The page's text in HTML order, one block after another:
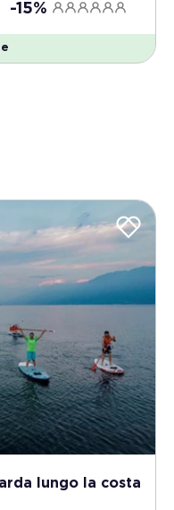
-15%
lungo la costa